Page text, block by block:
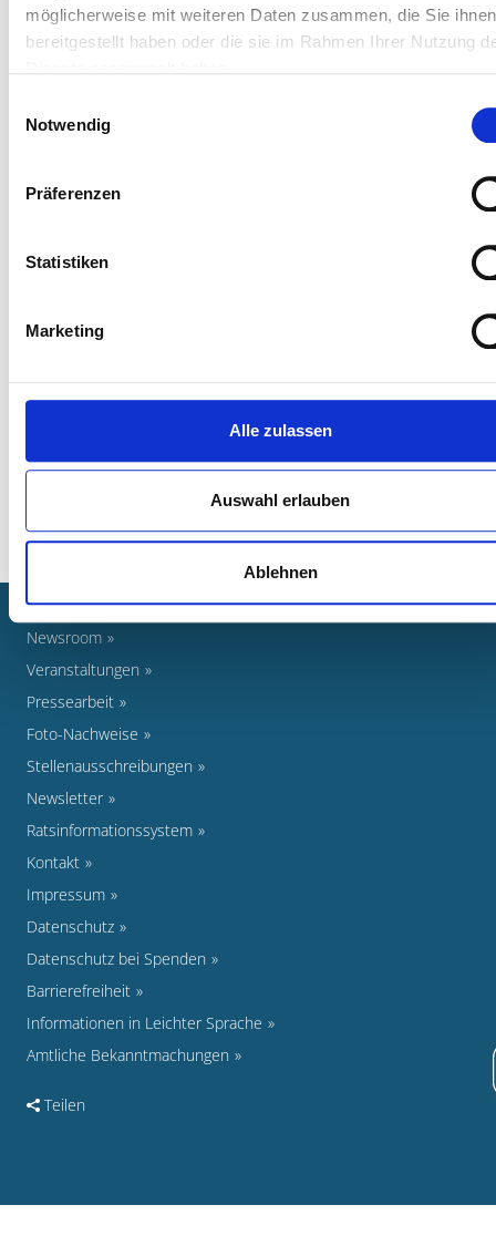
möglicherweise mit weiteren Daten zusammen, die Sie ihnen
bereitgestellt haben oder die sie im Rahmen Ihrer Nutzung
Notwendig
Präferenzen
Statistiken
Marketing
Alle zulassen
Auswahl erlauben
Ablehnen
Stadt Oberhausen
Gebäude B, 7. Etage
E-Mail:uib@oberhausen.de
DOWNLOADS
Newsroom
Veranstaltungen
Pressearbeit
Foto-Nachweise
Stellenausschreibungen
Newsletter
Ratsinformationssystem
Kontakt
Impressum
Datenschutz
Datenschutz bei Spenden
Barrierefreiheit
Informationen in Leichter Sprache
Amtliche Bekanntmachungen
Teilen